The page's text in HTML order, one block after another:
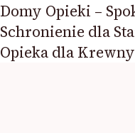
Domy Opieki –
Schronienie dla
Opieka dla